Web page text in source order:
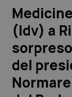
Scienza e
Studi e Analisi
Lettere al
(Idv) a
del